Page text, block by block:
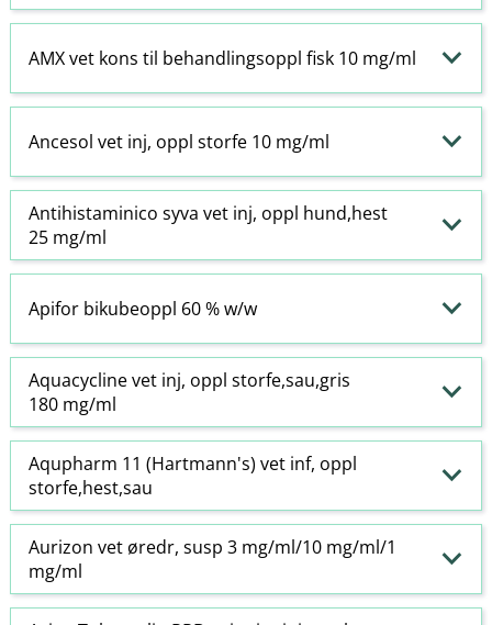
AMX vet kons til behandlingsoppl fisk 10 mg/ml
Ancesol vet inj, oppl storfe 10 mg/ml
Antihistaminico syva vet inj, oppl hund,hest
25 mg/ml
Apifor bikubeoppl 60 % w​/​w
Aquacycline vet inj, oppl storfe,sau,gris
180 mg/ml
Aqupharm 11 (Hartmann's) vet inf, oppl
storfe,hest,sau
Aurizon vet øredr, susp 3 mg/ml/10 mg/ml/1
mg/ml